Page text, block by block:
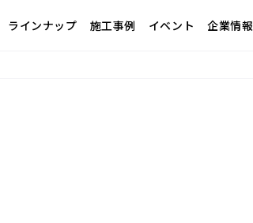
ラインナップ 施工事例 イベント 企業情報